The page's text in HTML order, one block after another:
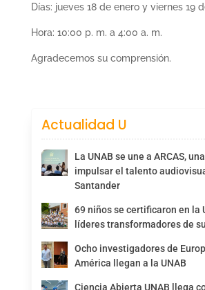
Días: jueves 18 de enero y viernes 19
Hora: 10:00 p. m. a 4:00 a. m.
Agradecemos su comprensión.
Actualidad U
La UNAB se une a ARCAS,
impulsar el talento
Santander
69 niños se certificaron en la
líderes transformadores de
Ocho investigadores de
América llegan a la UNAB
Ciencia Abierta UNAB llega